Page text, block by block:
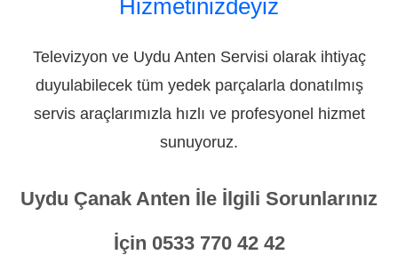
Hizmetinizdeyiz
Televizyon ve Uydu Anten Servisi olarak ihtiyaç
duyulabilecek tüm yedek parçalarla donatılmış
servis araçlarımızla hızlı ve profesyonel hizmet
sunuyoruz.
Uydu Çanak Anten İle İlgili Sorunlarınız
İçin 0533 770 42 42